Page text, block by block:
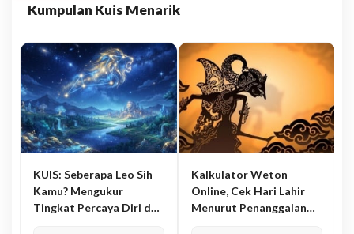
Kumpulan Kuis Menarik
KUIS: Seberapa Leo Sih
Kamu? Mengukur
Tingkat Percaya Diri dan
Kalkulator Weton
Online, Cek Hari Lahir
Menurut Penanggalan